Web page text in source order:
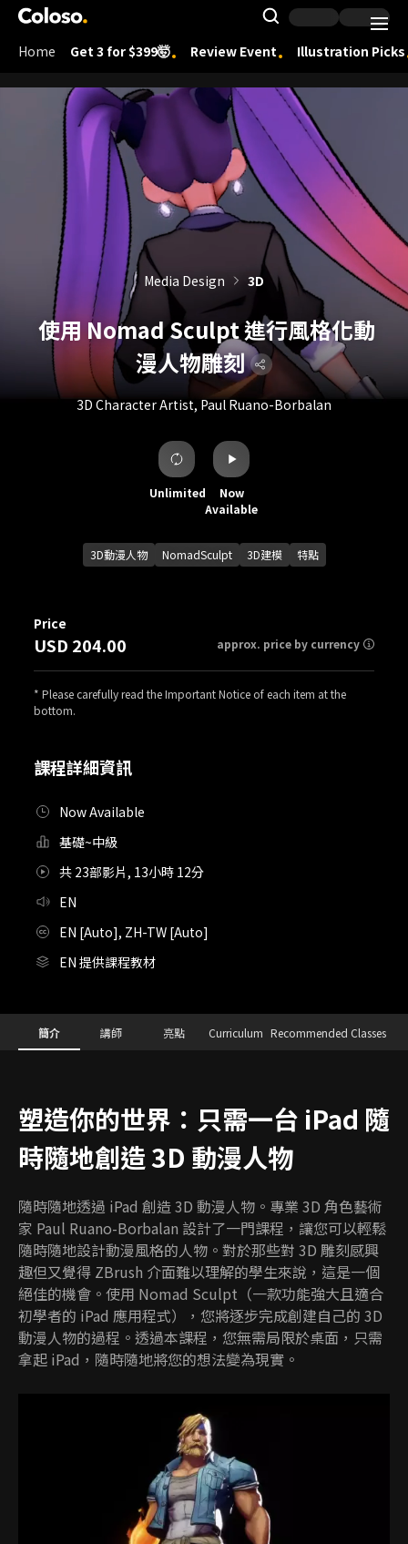
Coloso.
Search
Coloso Menu
Home Get 3 for $399🤯 Review Event Illustration Picks
使用 Nomad Sculpt 進行風格化動
漫人物雕刻
3D Character Artist, Paul Ruano-Borbalan
Media Design 3D
Unlimited
Now
Available
3D動漫人物 NomadSculpt 3D建模 特點
課程詳細資訊
Now Available
基礎~中級
共 23部影片, 13小時 12分
EN
EN [Auto], ZH-TW [Auto]
EN 提供課程教材
Price
USD 204.00 approx. price by currency
* Please carefully read the Important Notice of each item at the
bottom.
Details
Configuration Information Shortcuts
簡介 講師 亮點 Curriculum Recommended Classes
塑造你的世界：只需一台 iPad 隨
時隨地創造 3D 動漫人物
隨時隨地透過 iPad 創造 3D 動漫人物。專業 3D 角色藝術
家 Paul Ruano-Borbalan 設計了一門課程，讓您可以輕鬆
隨時隨地設計動漫風格的人物。對於那些對 3D 雕刻感興
趣但又覺得 ZBrush 介面難以理解的學生來說，這是一個
絕佳的機會。使用 Nomad Sculpt（一款功能強大且適合
初學者的 iPad 應用程式），您將逐步完成創建自己的 3D
動漫人物的過程。透過本課程，您無需局限於桌面，只需
拿起 iPad，隨時隨地將您的想法變為現實。